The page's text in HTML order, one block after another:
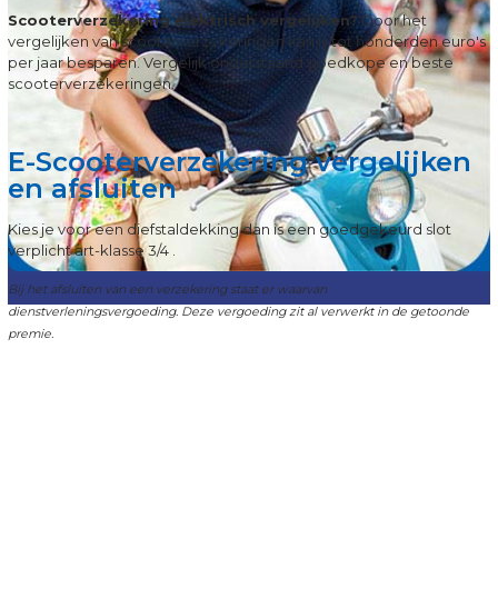
Scooterverzekering elektrisch vergelijken? Door het
vergelijken van scooterverzekeringen kan jij tot honderden euro's
per jaar besparen. Vergelijk onderstaand goedkope en beste
scooterverzekeringen.
E-Scooterverzekering vergelijken
en afsluiten
Kies je voor een diefstaldekking dan is een goedgekeurd slot
verplicht art-klasse 3/4 .
Bij het afsluiten van een verzekering staat er waarvan
dienstverleningsvergoeding. Deze vergoeding zit al verwerkt in de getoonde
premie.